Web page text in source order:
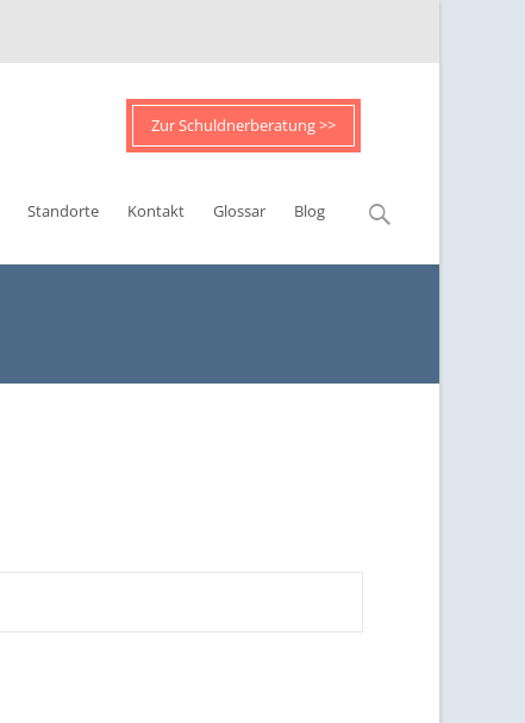
Standorte Kontakt
Zur Schuldnerberatung >>
Glossar Blog
Suchen
nach: